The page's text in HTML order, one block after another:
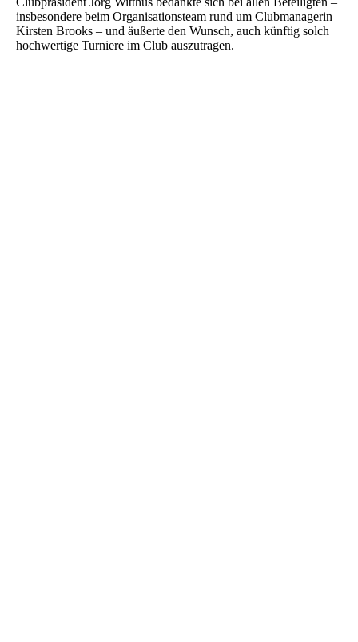
insbesondere beim Organisationsteam rund um Clubmanagerin
Kirsten Brooks – und äußerte den Wunsch, auch künftig solch
hochwertige Turniere im Club auszutragen.